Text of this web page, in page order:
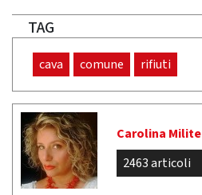
TAG
cava comune rifiuti
Carolina Milite
2463 articoli